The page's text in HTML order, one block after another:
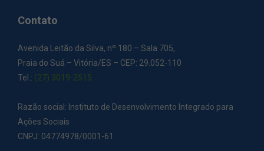
Contato
Avenida Leitão da Silva, nº 180 – Sala 705,
Praia do Suá – Vitória/ES – CEP: 29.052-110
Tel.: (27) 3019-2515
Razão social: Instituto de Desenvolvimento Integrado para
Ações Sociais
CNPJ: 04774978/0001-61